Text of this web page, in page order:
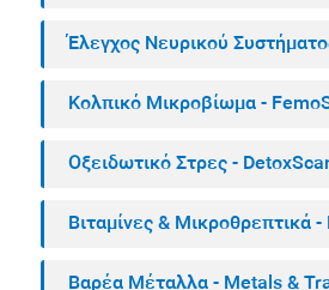
Έλεγχος Νευρικού
Κολπικό Μικροβίωμα -
Οξειδωτικό Στρες -
Βιταμίνες & Μικροθρεπτικά
Βαρέα Μέταλλα - Metals &